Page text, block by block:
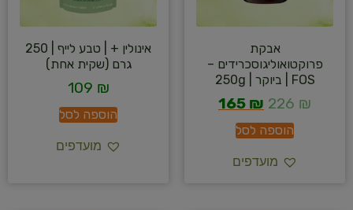
אבקת
פרוקטואוליגוסכרידים –
FOS | ביוקר | 250g
226 ₪
165 ₪
הוספה לסל
מועדפים
אינולין + | טבע לייף | 250
גרם (שקית אחת)
109 ₪
הוספה לסל
מועדפים